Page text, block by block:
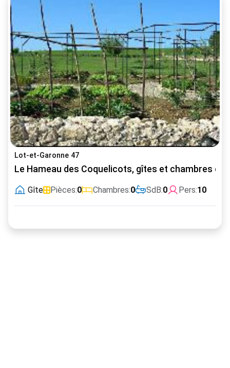
Lot-et-Garonne 47
Le Hameau des Coquelicots, gîtes et chambres
Gîte Pièces:0 Chambres:0 SdB:0 Pers:10